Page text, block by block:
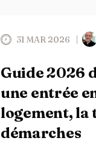
31 MAR 2026
Guide 2026
une entrée
logement, la
démarches